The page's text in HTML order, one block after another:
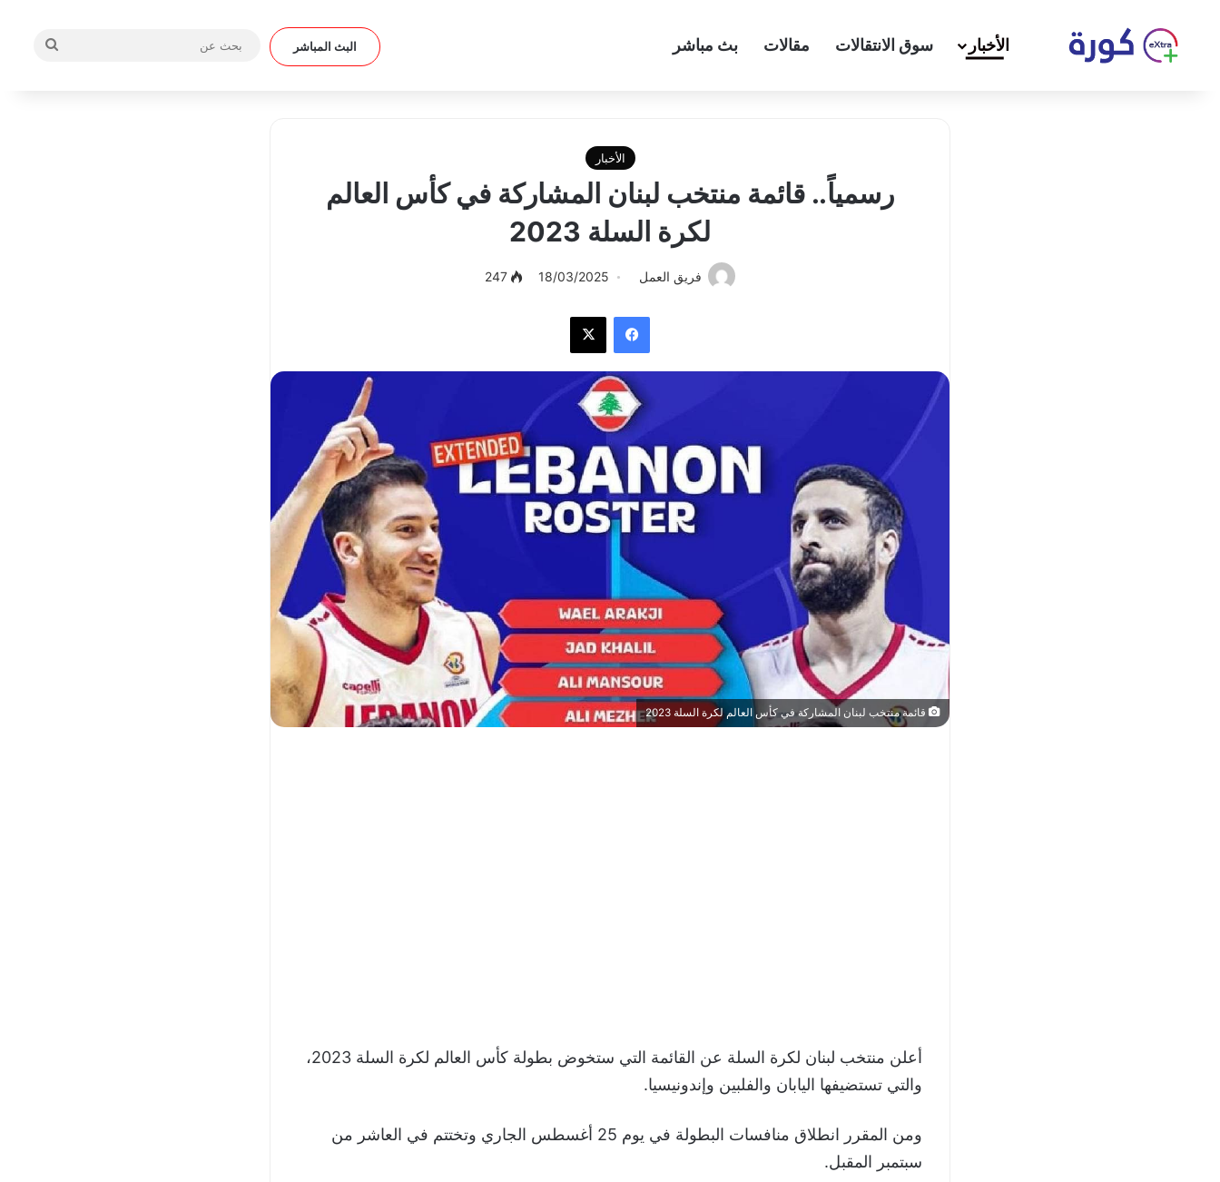
الأخبار سوق الانتقالات مقالات بث مباشر البث المباشر
الأخبار
رسمياً.. قائمة منتخب لبنان المشاركة في كأس العالم
لكرة السلة 2023
فريق العمل 18/03/2025
247
فيسبوك
قائمة منتخب لبنان المشاركة في كأس العالم لكرة السلة 2023
أعلن منتخب لبنان لكرة السلة عن القائمة التي ستخوض بطولة كأس العالم لكرة السلة 2023،
والتي تستضيفها اليابان والفلبين وإندونيسيا.
ومن المقرر انطلاق منافسات البطولة في يوم 25 أغسطس الجاري وتختتم في العاشر من
سبتمبر المقبل.